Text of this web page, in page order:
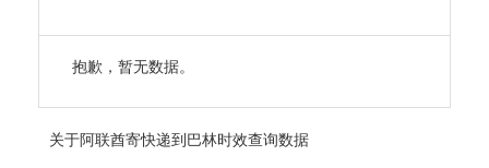
抱歉，暂无数据。
关于阿联酋寄快递到巴林时效查询数据